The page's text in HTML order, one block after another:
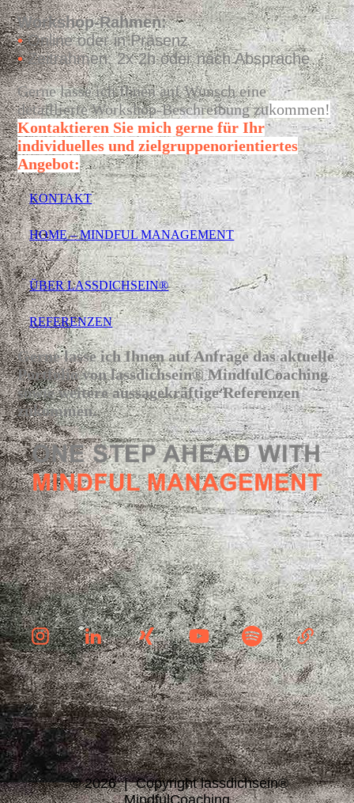
Workshop-Rahmen:
•Online oder in Präsenz
•Zeitrahmen: 2x 2h oder nach Absprache
Gerne lasse ich Ihnen auf Wunsch eine
detaillierte Workshop-Beschreibung zukommen!
Kontaktieren Sie mich gerne für Ihr
individuelles und zielgruppenorientiertes
Angebot:
KONTAKT
HOME – MINDFUL MANAGEMENT
ÜBER LASSDICHSEIN®
REFERENZEN
Gerne lasse ich Ihnen auf Anfrage das aktuelle
Portfolio von lassdichsein® MindfulCoaching
sowie weitere aussagekräftige Referenzen
zukommen.
© 2026 | Copyright lassdichsein®
MindfulCoaching